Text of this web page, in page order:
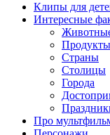
интересные факты
мультфильмов,
клипы, интересные
мультфильмов
Клипы для
Интересные
Продукты
Страны
Столицы
Города
Про